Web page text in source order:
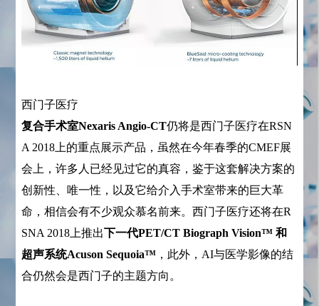
西门子医疗
复合手术室Nexaris Angio-CT仍将是西门子医疗在RSN
A 2018上的重点展示产品，虽然在今年春季的CMEF展
会上，许多人已经见过它的真容，鉴于这套解决方案的
创新性、唯一性，以及它给介入手术室带来的巨大革
命，相信会有不少观众慕名前来。西门子医疗还将在R
SNA 2018上推出 下一代PET/CT Biograph Vision™ 和
超声系统Acuson Sequoia™ ，此外，AI与医学影像的结
合仍然会是西门子的主题方向。